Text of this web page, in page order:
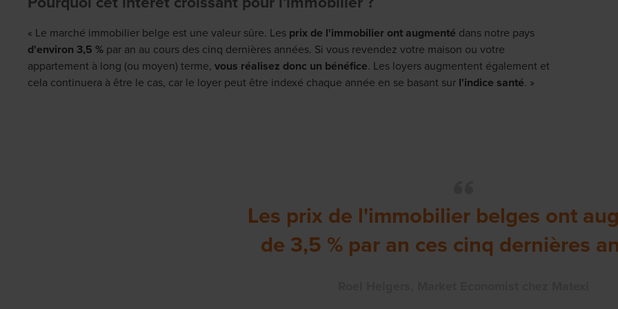
« Le marché immobilier belge est une valeur sûre. Les prix de l'immobilier ont augmenté dans notre pays
d'environ 3,5 % par an au cours des cinq dernières années. Si vous revendez votre maison ou votre
appartement à long (ou moyen) terme, vous réalisez donc un bénéfice. Les loyers augmentent également et
cela continuera à être le cas, car le loyer peut être indexé chaque année en se basant sur l'indice santé. »
Les prix de l'immobilier belges ont
de 3,5 % par an ces cinq dernières